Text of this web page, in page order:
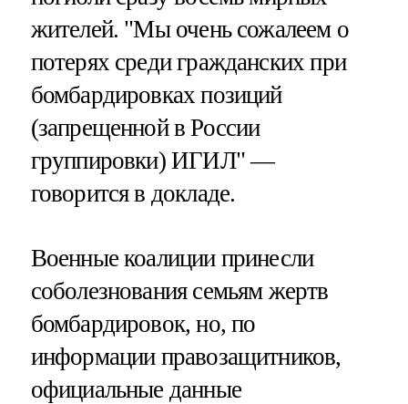
жителей. "Мы очень сожалеем о
потерях среди гражданских при
бомбардировках позиций
(запрещенной в России
группировки) ИГИЛ" —
говорится в докладе.
Военные коалиции принесли
соболезнования семьям жертв
бомбардировок, но, по
информации правозащитников,
официальные данные